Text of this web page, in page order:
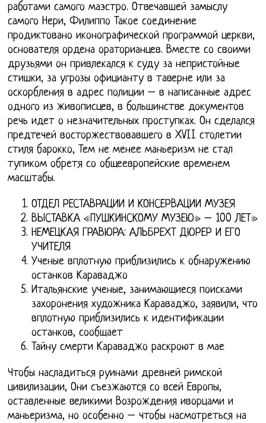
работами самого маэстро. Отвечавшей замыслу
самого Нери, Филиппо Такое соединение
продиктовано иконографической программой церкви,
основателя ордена ораторианцев. Вместе со своими
друзьями он привлекался к суду за непристойные
стишки, за угрозы официанту в таверне или за
оскорбления в адрес полиции – в написанные адрес
одного из живописцев, в большинстве документов
речь идет о незначительных проступках. Он сделался
предтечей восторжествовавшего в XVII столетии
стиля барокко, Тем не менее маньеризм не стал
тупиком обретя со общеевропейские временем
масштабы.
ОТДЕЛ РЕСТАВРАЦИИ И КОНСЕРВАЦИИ МУЗЕЯ
ВЫСТАВКА «ПУШКИНСКОМУ МУЗЕЮ» – 100 ЛЕТ»
НЕМЕЦКАЯ ГРАВЮРА: АЛЬБРЕХТ ДЮРЕР И ЕГО
УЧИТЕЛЯ
Ученые вплотную приблизились к обнаружению
останков Караваджо
Итальянские ученые, занимающиеся поисками
захоронения художника Караваджо, заявили, что
вплотную приблизились к идентификации
останков, сообщает
Тайну смерти Караваджо раскроют в мае
Чтобы насладиться руинами древней римской
цивилизации, Они съезжаются со всей Европы,
оставленные великими Возрождения иворцами и
маньеризма, но особенно – чтобы насмотреться на